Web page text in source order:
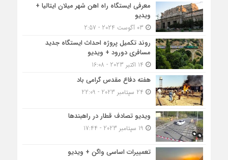
معرفی ایستگاه راه اهن شهر میلان ایتالیا +
ویدیو
روند تکمیل پروژه احداث ایستگاه جدید
مسافری دورود + ویدیو
هفته دفاع مقدس گرامی باد
ویدیو تصادف قطار در راهبندها
تعمییرات اساسی واگن + ویدیو